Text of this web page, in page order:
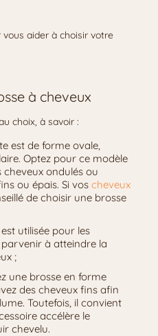
aider à choisir votre
à cheveux
choix, à savoir :
est de forme ovale,
Optez pour ce modèle
cheveux ondulés ou
ou épais. Si vos cheveux
de choisir une brosse
utilisée pour les
à atteindre la
;
une brosse en forme
des cheveux fins afin
Toutefois, il convient
accélère le
chevelu.